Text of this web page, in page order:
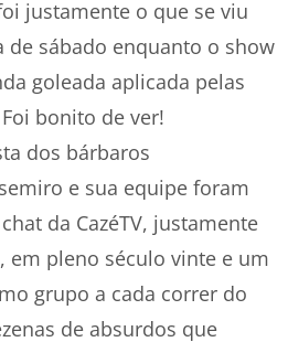
justamente o que se viu
de sábado enquanto o show
goleada aplicada pelas
bonito de ver!
dos bárbaros
e sua equipe foram
da CazéTV, justamente
em pleno século vinte e um
grupo a cada correr do
de absurdos que